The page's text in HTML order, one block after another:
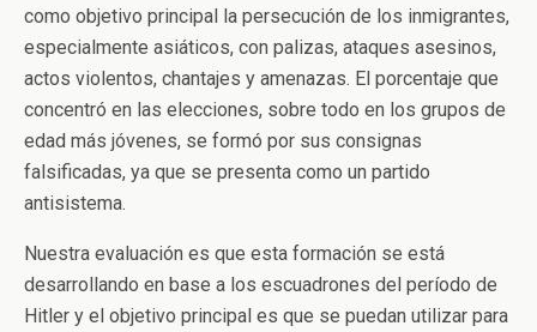
como objetivo principal la persecución de los inmigrantes,
especialmente asiáticos, con palizas, ataques asesinos,
actos violentos, chantajes y amenazas. El porcentaje que
concentró en las elecciones, sobre todo en los grupos de
edad más jóvenes, se formó por sus consignas
falsificadas, ya que se presenta como un partido
antisistema.
Nuestra evaluación es que esta formación se está
desarrollando en base a los escuadrones del período de
Hitler y el objetivo principal es que se puedan utilizar para